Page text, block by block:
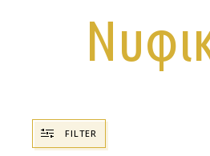
FILTER